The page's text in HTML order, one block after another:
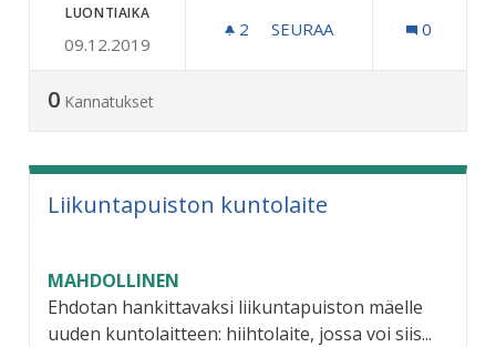
LUONTIAIKA
09.12.2019
2 2 SEURAAJAA
SEURAA 0
0 Kannatukset
Liikuntapuiston kuntolaite
MAHDOLLINEN
Ehdotan hankittavaksi liikuntapuiston mäelle
uuden kuntolaitteen: hiihtolaite, jossa voi siis...